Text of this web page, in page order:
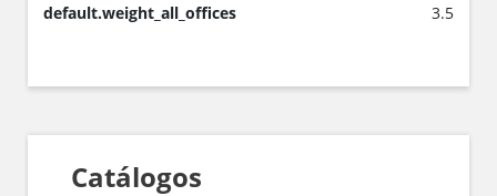
default.weight_all_offices
3.5
Catálogos